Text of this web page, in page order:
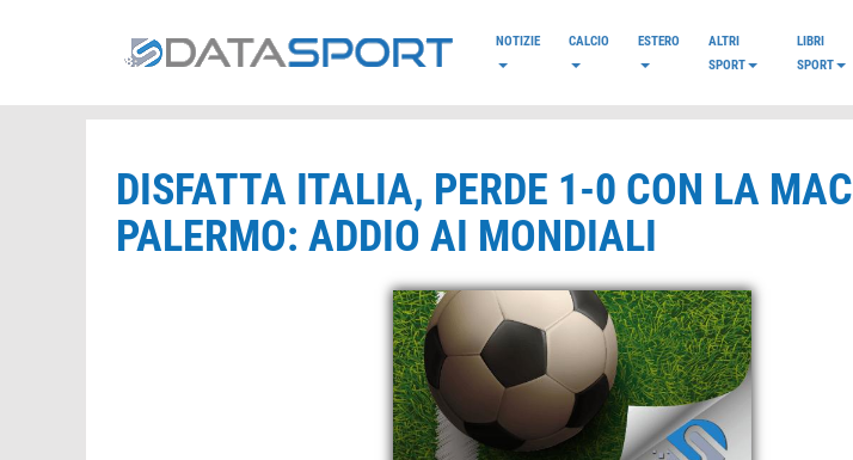
NOTIZIE CALCIO ESTERO
ALTRI
SPORT
LIBRI
SPORT
DISFATTA ITALIA, PERDE 1-0 CON LA
PALERMO: ADDIO AI MONDIALI